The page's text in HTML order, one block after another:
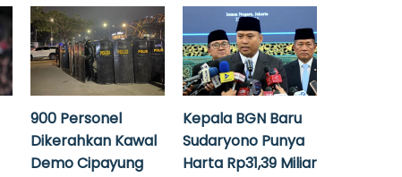
900 Personel
Dikerahkan Kawal
Demo Cipayung
Kepala BGN Baru
Sudaryono Punya
Harta Rp31,39 Miliar